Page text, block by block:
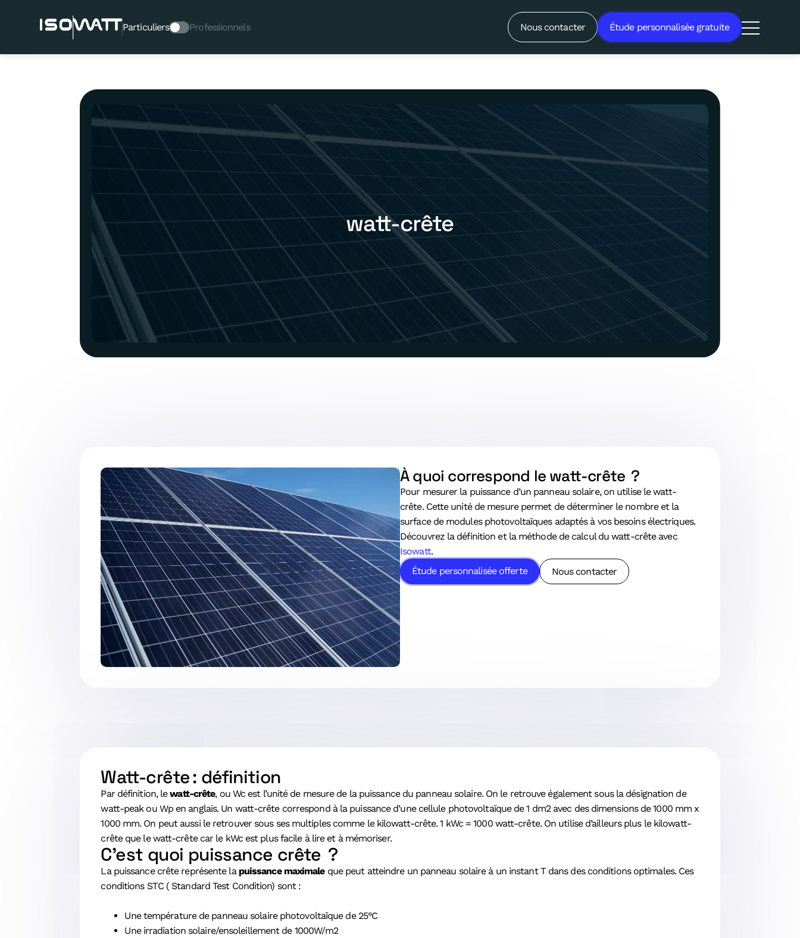
Particuliers Professionnels Nous contacter Étude personnalisée gratuite
watt-crête
À quoi correspond le watt-crête ?
Pour mesurer la puissance d’un panneau solaire, on utilise le watt-
crête. Cette unité de mesure permet de déterminer le nombre et la
surface de modules photovoltaïques adaptés à vos besoins électriques.
Découvrez la définition et la méthode de calcul du watt-crête avec
Isowatt.
Étude personnalisée offerte
Nous contacter
Watt-crête : définition
Par définition, lewatt-crête, ou Wc est l’unité de mesure de la puissance du panneau solaire. On le retrouve également sous la désignation de
watt-peak ou Wp en anglais. Un watt-crête correspond à la puissance d’une cellule photovoltaïque de 1 dm2 avec des dimensions de 1000 mm x
1000 mm. On peut aussi le retrouver sous ses multiples comme le kilowatt-crête. 1 kWc = 1000 watt-crête. On utilise d’ailleurs plus le kilowatt-
crête que le watt-crête car le kWc est plus facile à lire et à mémoriser.
C’est quoi puissance crête ?
La puissance crête représente la puissance maximaleque peut atteindre un panneau solaire à un instant T dans des conditions optimales. Ces
conditions STC ( Standard Test Condition) sont :
Une température de panneau solaire photovoltaïque de 25°C
Une irradiation solaire/ensoleillement de 1000W/m2